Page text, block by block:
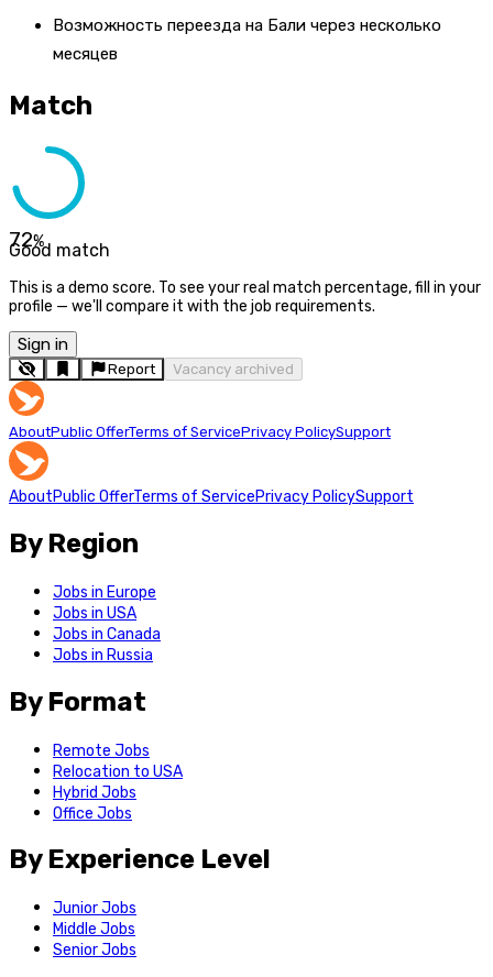
Возможность переезда на Бали через несколько
месяцев
Match
72%
Good match
This is a demo score. To see your real match percentage, fill in your
profile — we'll compare it with the job requirements.
Sign in
Report Vacancy archived
AboutPublic OfferTerms of ServicePrivacy PolicySupport
AboutPublic OfferTerms of ServicePrivacy PolicySupport
By Region
Jobs in Europe
Jobs in USA
Jobs in Canada
Jobs in Russia
By Format
Remote Jobs
Relocation to USA
Hybrid Jobs
Office Jobs
By Experience Level
Junior Jobs
Middle Jobs
Senior Jobs